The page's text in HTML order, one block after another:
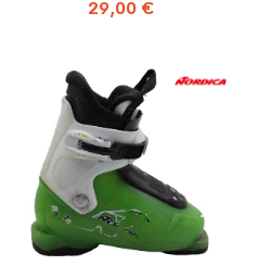
29,00 €